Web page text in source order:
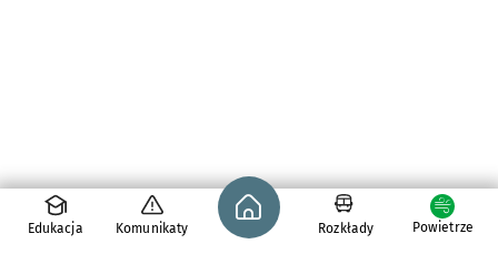
Edukacja Komunikaty
Strona główna - wroclaw.pl
Rozkłady Powietrze